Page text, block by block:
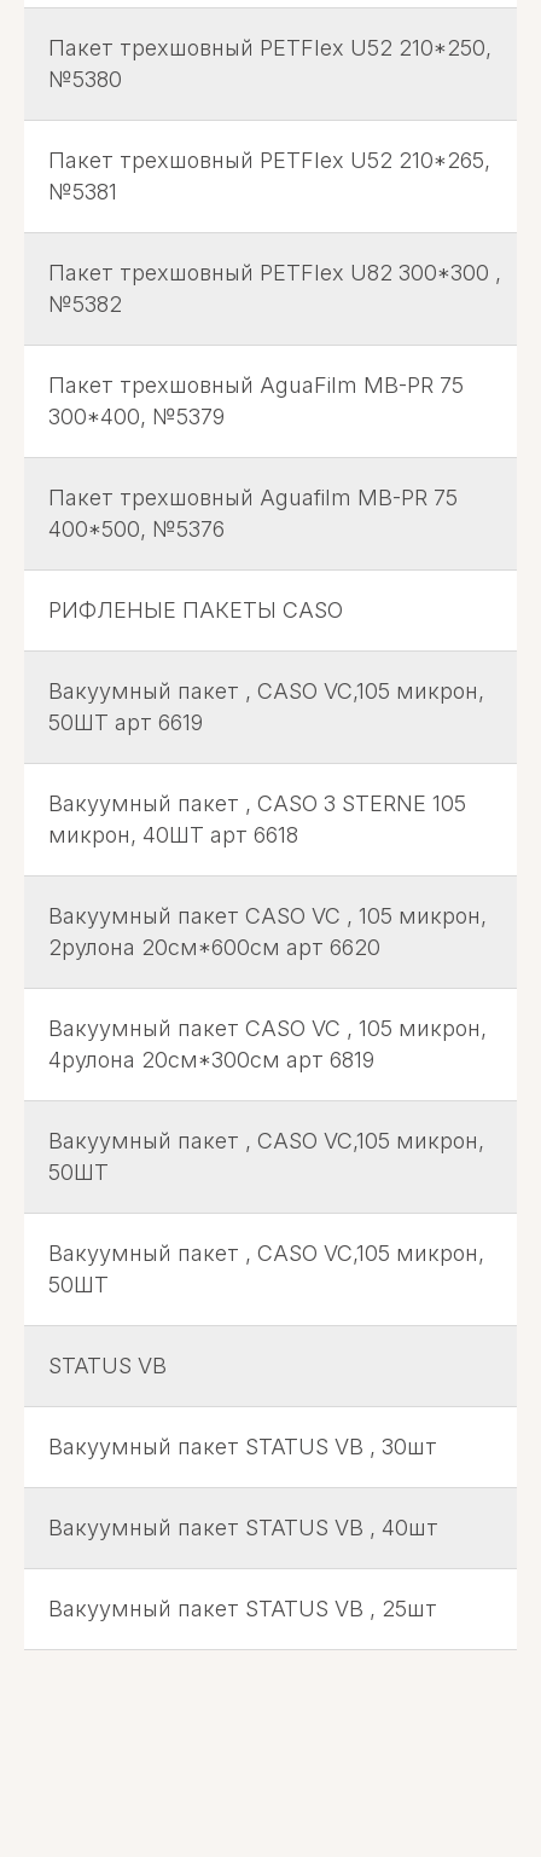
Пакет трехшовный PETFlex U52 210*250,
№5380
Пакет трехшовный PETFlex U52 210*265,
№5381
Пакет трехшовный PETFlex U82 300*300 ,
№5382
Пакет трехшовный AguaFilm MB-PR 75
300*400, №5379
Пакет трехшовный Aguafilm MB-PR 75
400*500, №5376
РИФЛЕНЫЕ ПАКЕТЫ CASO
Вакуумный пакет , CASO VC,105 микрон,
50ШТ арт 6619
Вакуумный пакет , CASO 3 STERNE 105
микрон, 40ШТ арт 6618
Вакуумный пакет CASO VC , 105 микрон,
2рулона 20см*600см арт 6620
Вакуумный пакет CASO VC , 105 микрон,
4рулона 20см*300см арт 6819
Вакуумный пакет , CASO VC,105 микрон,
50ШТ
Вакуумный пакет , CASO VC,105 микрон,
50ШТ
STATUS VB
Вакуумный пакет STATUS VB , 30шт
Вакуумный пакет STATUS VB , 40шт
Вакуумный пакет STATUS VB , 25шт